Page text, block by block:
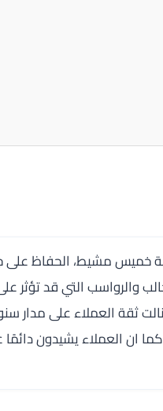
خميس مشيط، الحفاظ على
والرواسب التي قد تؤثر
ثقة العملاء على مدار
ان العملاء يشيدون دائمًا